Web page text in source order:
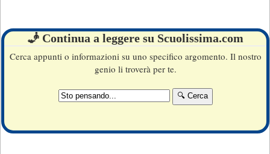
🧞 Continua a leggere su Scuolissima.com
Cerca appunti o informazioni su uno specifico argomento. Il nostro
genio li troverà per te.